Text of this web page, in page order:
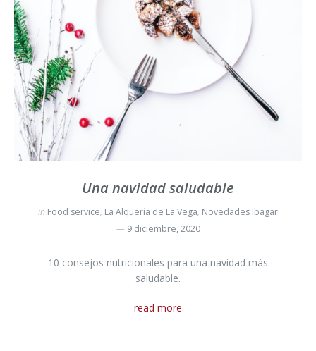
Una navidad saludable
in Food service, La Alquería de La Vega, Novedades Ibagar
9 diciembre, 2020
10 consejos nutricionales para una navidad más
saludable.
read more